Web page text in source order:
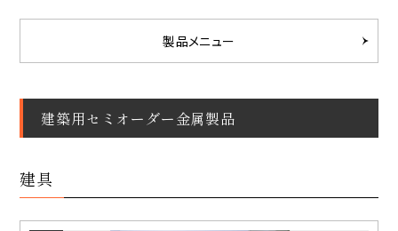
製品メニュー
建築用セミオーダー金属製品
建具